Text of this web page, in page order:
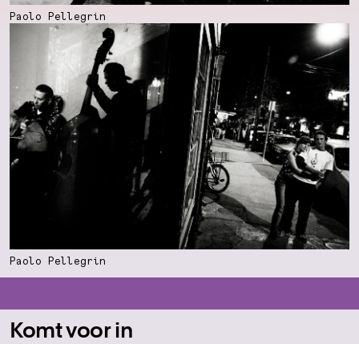
Paolo Pellegrin
Paolo Pellegrin
Komt voor in